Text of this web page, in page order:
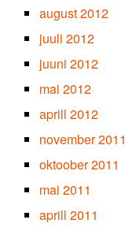
august 2012
juuli 2012
juuni 2012
mai 2012
aprill 2012
november 2011
oktoober 2011
mai 2011
aprill 2011